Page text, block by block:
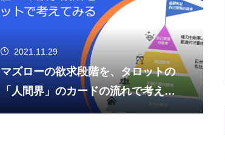
2021.11.29
マズローの欲求段階を、タロットの
「人間界」のカードの流れで考えて
みる